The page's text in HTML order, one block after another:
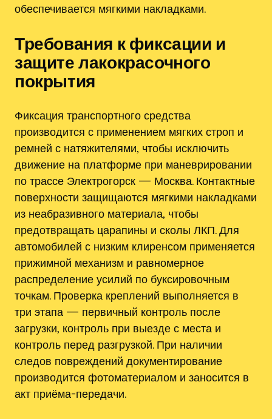
обеспечивается мягкими накладками.
Требования к фиксации и
защите лакокрасочного
покрытия
Фиксация транспортного средства
производится с применением мягких строп и
ремней с натяжителями‚ чтобы исключить
движение на платформе при маневрировании
по трассе Электрогорск — Москва. Контактные
поверхности защищаются мягкими накладками
из неабразивного материала‚ чтобы
предотвращать царапины и сколы ЛКП. Для
автомобилей с низким клиренсом применяется
прижимной механизм и равномерное
распределение усилий по буксировочным
точкам. Проверка креплений выполняется в
три этапа — первичный контроль после
загрузки‚ контроль при выезде с места и
контроль перед разгрузкой. При наличии
следов повреждений документирование
производится фотоматериалом и заносится в
акт приёма-передачи.